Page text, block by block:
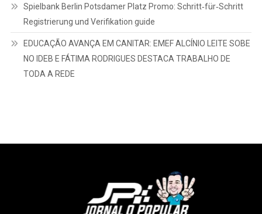
Spielbank Berlin Potsdamer Platz Promo: Schritt‑für‑Schritt
Registrierung und Verifikation guide
EDUCAÇÃO AVANÇA EM CANITAR: EMEF ALCÍNIO LEITE SOBE
NO IDEB E FÁTIMA RODRIGUES DESTACA TRABALHO DE
TODA A REDE